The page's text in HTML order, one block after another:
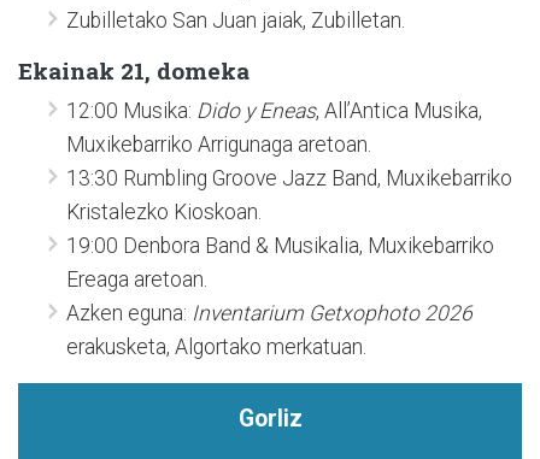
Zubilletako San Juan jaiak, Zubilletan.
Ekainak 21, domeka
12:00 Musika: Dido y Eneas, All’Antica Musika,
Muxikebarriko Arrigunaga aretoan.
13:30 Rumbling Groove Jazz Band, Muxikebarriko
Kristalezko Kioskoan.
19:00 Denbora Band & Musikalia, Muxikebarriko
Ereaga aretoan.
Azken eguna: Inventarium Getxophoto 2026
erakusketa, Algortako merkatuan.
Gorliz